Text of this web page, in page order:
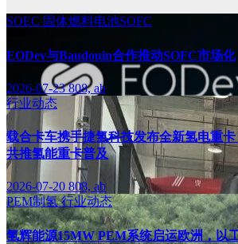
SOEC 固体燃料电池SOFC
EODev与Baudouin合作推动SOFC市场化
2026-07-23808, ab
行业动态
载合卡车携手捷氢科技发布全新氢电重
共推氢能重卡普及
2026-07-20 808, ab
PEM制氢行业动态
氢辉能源15MW PEM系统启运欧洲，以